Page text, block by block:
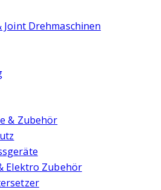
Drehmaschinen
& Zubehör
Elektro Zubehör